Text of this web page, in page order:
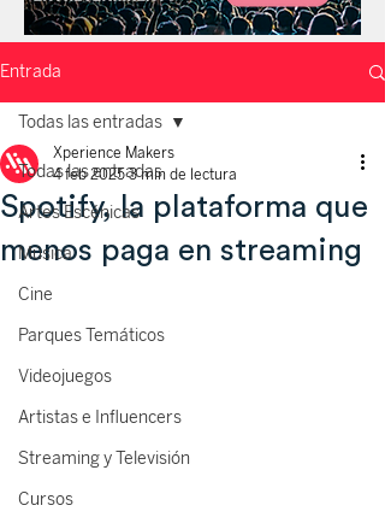
Entrada
Todas las entradas
Artes Escénicas
Música
Cine
Parques Temáticos
Videojuegos
Artistas e Influencers
Streaming y Televisión
Cursos
Todas las entradas
Spotify, la plataforma que
menos paga en streaming
Xperience Makers
4 feb 2025 3 min de lectura